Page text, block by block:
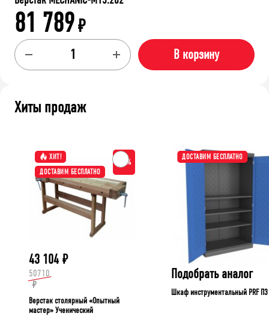
81 789₽
В корзину
Хиты продаж
ХИТ!
ДОСТАВИМ БЕСПЛАТНО
-15%
43 104 ₽
50710
₽
Верстак столярный «Опытный
мастер» Ученический
ДОСТАВИМ БЕСПЛАТНО
Подобрать аналог
Шкаф инструментальный PRF П3